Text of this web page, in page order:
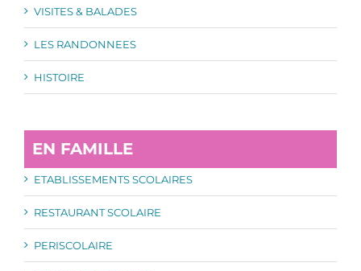
VISITES & BALADES
LES RANDONNEES
HISTOIRE
EN FAMILLE
ETABLISSEMENTS SCOLAIRES
RESTAURANT SCOLAIRE
PERISCOLAIRE